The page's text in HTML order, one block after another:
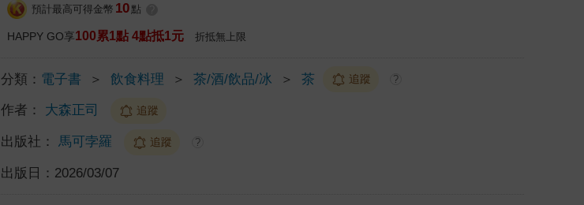
預計最高可得金幣 10 點
HAPPY GO享100累1點 4點抵1元 折抵無上限
分類： 電子書 ＞ 飲食料理 ＞ 茶/酒/飲品/冰 ＞ 茶 追蹤 ?
作者： 大森正司 追蹤
出版社： 馬可孛羅 追蹤 ?
出版日： 2026/03/07